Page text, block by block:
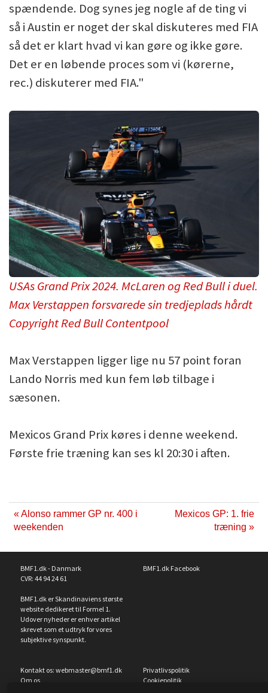
spændende. Dog synes jeg nogle af de ting vi
så i Austin er noget der skal diskuteres med FIA
så det er klart hvad vi kan gøre og ikke gøre.
Det er en løbende proces som vi (kørerne,
rec.) diskuterer med FIA."
USAs Grand Prix 2024. McLaren og Red Bull i duel.
Max Verstappen forsvarede sin tredjeplads hårdt
Copyright Red Bull Contentpool
Max Verstappen ligger lige nu 57 point foran
Lando Norris med kun fem løb tilbage i
sæsonen.
Mexicos Grand Prix køres i denne weekend.
Første frie træning kan ses kl 20:30 i aften.
« Alonso rammer GP nr. 400 i
weekenden
Mexicos GP: 1. frie
træning »
BMF1.dk - Danmark
CVR: 44 94 24 61
BMF1.dk er Skandinaviens største
website dedikeret til Formel 1.
Udover nyheder er enhver artikel
skrevet som et udtryk for vores
subjektive synspunkt.
BMF1.dk Facebook
Kontakt os: webmaster@bmf1.dk
Om os
Privatlivspolitik
Cookiepolitik